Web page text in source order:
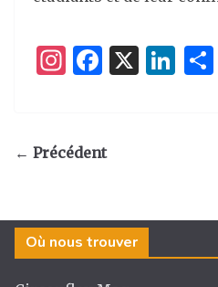
I
a
m
F
e
o
k
X
Li
← Précédent
Où nous trouver